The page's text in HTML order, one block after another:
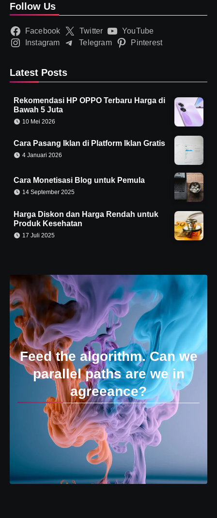
Follow Us
Facebook Twitter
YouTube
Instagram
Telegram Pinterest
Latest Posts
Rekomendasi HP OPPO Terbaru Harga di
Bawah 5 Juta
10 Mei 2026
Cara Pasang Iklan di Platform Iklan Gratis
4 Januari 2026
Cara Monetisasi Blog untuk Pemula
14 September 2025
Harga Diskon dan Harga Rendah untuk
Produk Kesehatan
17 Juli 2025
Feed the algorithm. Can we
parallel paths are we in
agreeance?